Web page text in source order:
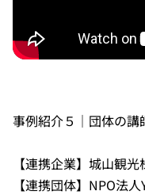
事例紹介５｜団体の
【連携企業】城山観
【連携団体】NPO法人